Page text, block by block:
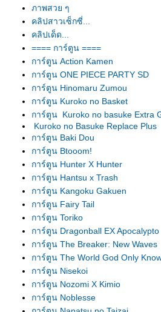
ภาพสวย ๆ
คลิปสาวเซ็กซี่...
คลิปเด็ด...
==== การ์ตูน ====
การ์ตูน Action Kamen
การ์ตูน ONE PIECE PARTY SD
การ์ตูน Hinomaru Zumou
การ์ตูน Kuroko no Basket
การ์ตูน Kuroko no basuke Extra
Kuroko no Basuke Replace Plus
การ์ตูน Baki Dou
การ์ตูน Btooom!
การ์ตูน Hunter X Hunter
การ์ตูน Hantsu x Trash
การ์ตูน Kangoku Gakuen
การ์ตูน Fairy Tail
การ์ตูน Toriko
การ์ตูน Dragonball EX Apocalypto
การ์ตูน The Breaker: New Waves
การ์ตูน The World God Only
การ์ตูน Nisekoi
การ์ตูน Nozomi X Kimio
การ์ตูน Noblesse